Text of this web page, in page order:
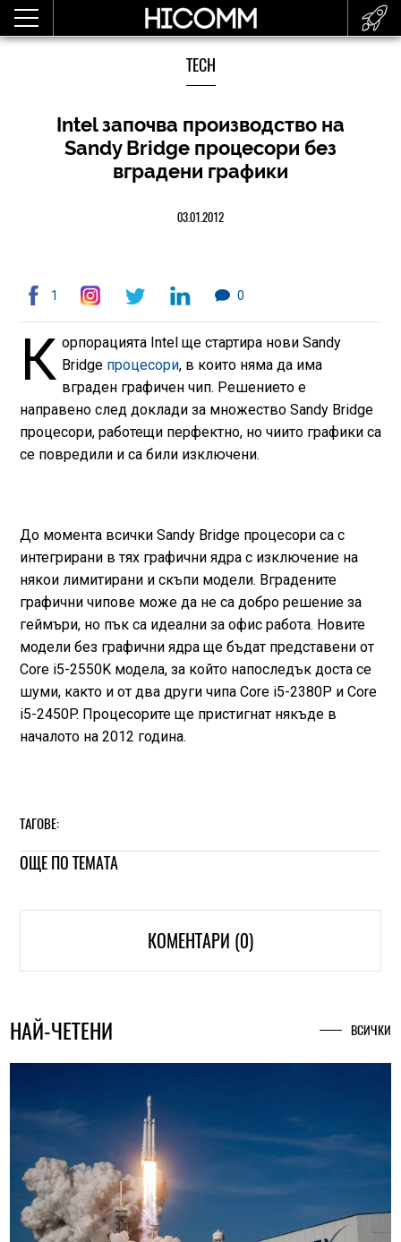
TECH
Intel започва производство на
Sandy Bridge процесори без
вградени графики
03.01.2012
1 0
К орпорацията Intel ще стартира нови Sandy
Bridge процесори, в които няма да има
вграден графичен чип. Решението е
направено след доклади за множество Sandy Bridge
процесори, работещи перфектно, но чиито графики са
се повредили и са били изключени.
До момента всички Sandy Bridge процесори са с
интегрирани в тях графични ядра с изключение на
някои лимитирани и скъпи модели. Вградените
графични чипове може да не са добро решение за
геймъри, но пък са идеални за офис работа. Новите
модели без графични ядра ще бъдат представени от
Core i5-2550K модела, за който напоследък доста се
шуми, както и от два други чипа Core i5-2380P и Core
i5-2450P. Процесорите ще пристигнат някъде в
началото на 2012 година.
ТАГОВЕ:
ОЩЕ ПО ТЕМАТА
КОМЕНТАРИ (0)
НАЙ-ЧЕТЕНИ ВСИЧКИ